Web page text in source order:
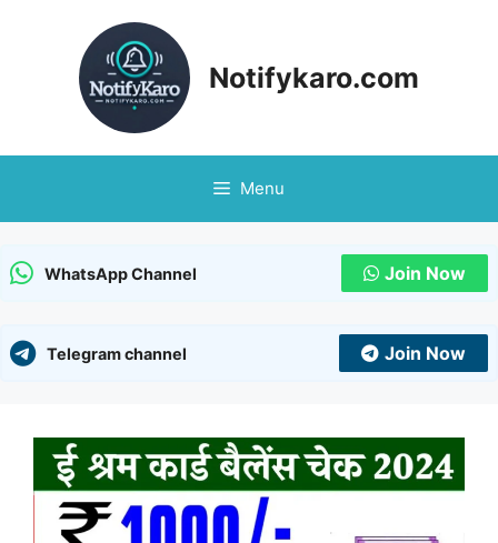
Notifykaro.com
Menu
WhatsApp Channel Join Now
Telegram channel Join Now